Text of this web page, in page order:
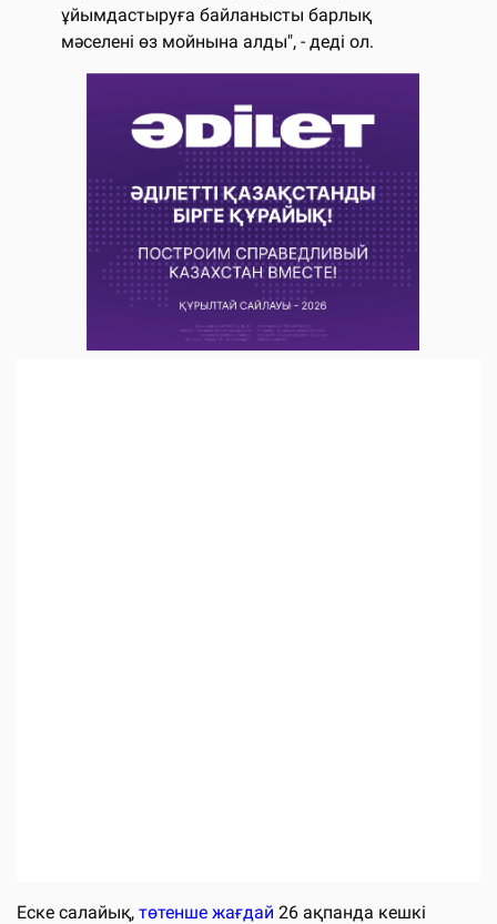
ұйымдастыруға байланысты барлық
мәселені өз мойнына алды", - деді ол.
Еске салайық, төтенше жағдай 26 ақпанда кешкі